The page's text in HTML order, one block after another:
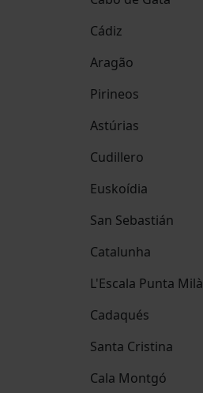
Cádiz
Aragão
Pirineos
Astúrias
Cudillero
Euskoídia
San Sebastián
Catalunha
L'Escala Punta Milà
Cadaqués
Santa Cristina
Cala Montgó